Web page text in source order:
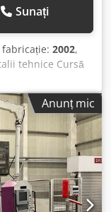
Sunați
fabricație: 2002,
tehnice Cursă
axa Z: 800
mesei: 3000
A-63 Turații ax:
de avans:
68,7 kW
aprox. 12,4 x
este o
pentru
de dimensiuni
Anunț mic